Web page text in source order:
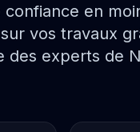
en
vos travaux
des experts de